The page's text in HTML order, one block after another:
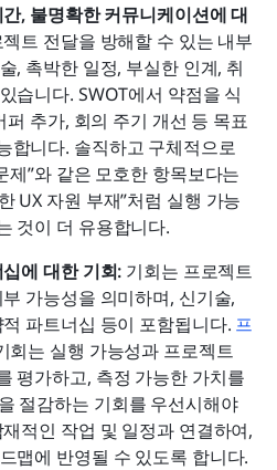
, 불명확한 커뮤니케이션에 대
트 전달을 방해할 수 있는 내부
, 촉박한 일정, 부실한 인계, 취
습니다. SWOT에서 약점을 식
퍼 추가, 회의 주기 개선 등 목표
합니다. 솔직하고 구체적으로
제”와 같은 모호한 항목보다는
UX 자원 부재”처럼 실행 가능
것이 더 유용합니다.
에 대한 기회: 기회는 프로젝트
가능성을 의미하며, 신기술,
파트너십 등이 포함됩니다. 프
회는 실행 가능성과 프로젝트
평가하고, 측정 가능한 가치를
절감하는 기회를 우선시해야
적인 작업 및 일정과 연결하여,
맵에 반영될 수 있도록 합니다.